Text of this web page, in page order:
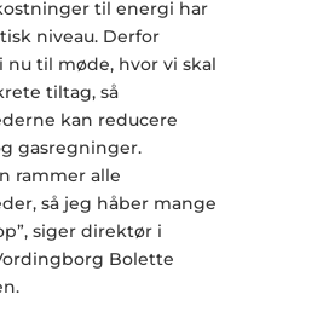
til energi har
niveau. Derfor
nu til møde, hvor vi skal
tiltag, så
kan reducere
gasregninger.
rammer alle
så jeg håber mange
siger direktør i
Bolette